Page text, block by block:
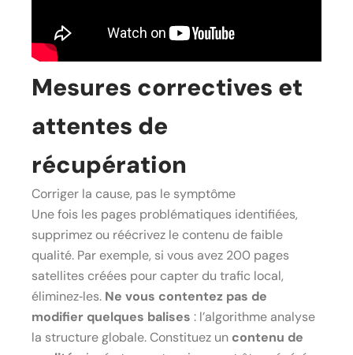
Mesures correctives et
attentes de
récupération
Corriger la cause, pas le symptôme
Une fois les pages problématiques identifiées,
supprimez ou réécrivez le contenu de faible
qualité. Par exemple, si vous avez 200 pages
satellites créées pour capter du trafic local,
éliminez‑les. Ne vous contentez pas de
modifier quelques balises : l’algorithme analyse
la structure globale. Constituez un contenu de